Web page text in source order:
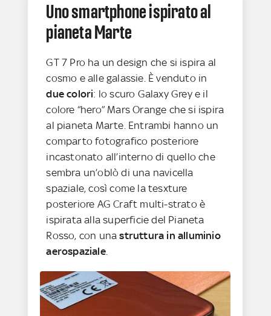
Uno smartphone ispirato al
pianeta Marte
GT 7 Pro ha un design che si ispira al
cosmo e alle galassie. È venduto in
due colori: lo scuro Galaxy Grey e il
colore “hero” Mars Orange che si ispira
al pianeta Marte. Entrambi hanno un
comparto fotografico posteriore
incastonato all’interno di quello che
sembra un’oblò di una navicella
spaziale, così come la tesxture
posteriore AG Craft multi-strato è
ispirata alla superficie del Pianeta
Rosso, con unastruttura in alluminio
aerospaziale.